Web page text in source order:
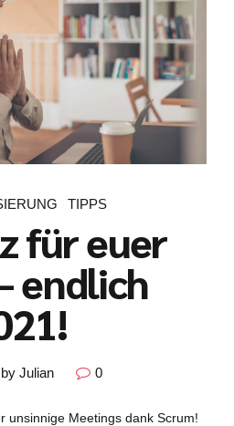
TIPPS
für euer
endlich
by Julian 0
unsinnige Meetings dank Scrum!